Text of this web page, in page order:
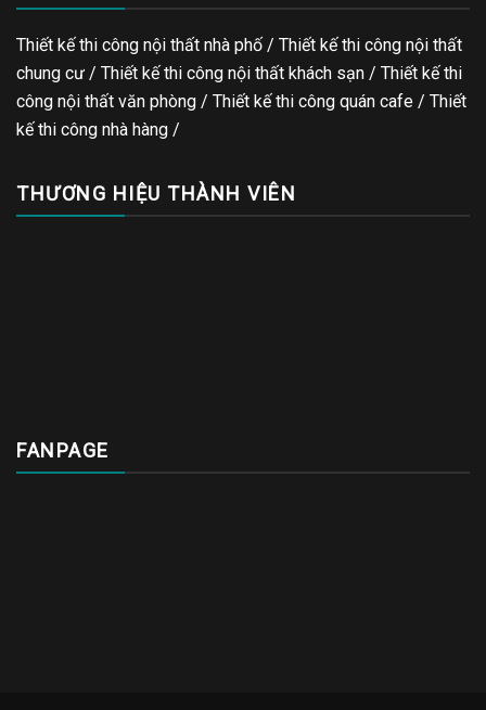
Thiết kế thi công nội thất nhà phố / Thiết kế thi công nội thất
chung cư / Thiết kế thi công nội thất khách sạn / Thiết kế thi
công nội thất văn phòng / Thiết kế thi công quán cafe / Thiết
kế thi công nhà hàng /
THƯƠNG HIỆU THÀNH VIÊN
FANPAGE